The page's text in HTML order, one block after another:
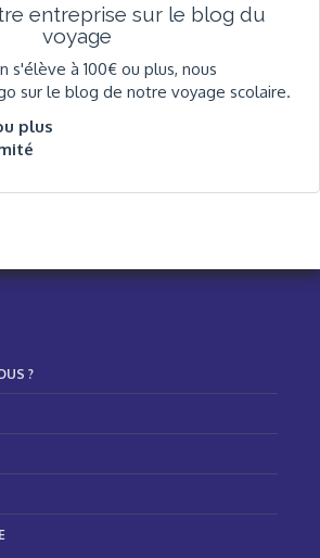
entreprise sur le blog du
voyage
s'élève à 100€ ou plus, nous
sur le blog de notre voyage scolaire.
plus
?